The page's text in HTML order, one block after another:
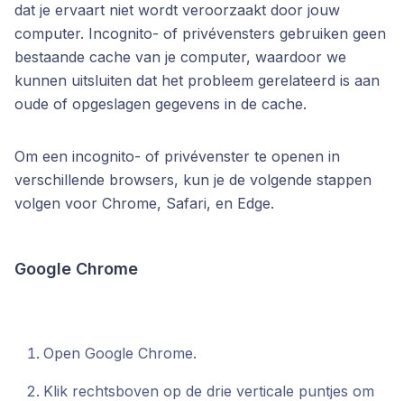
dat je ervaart niet wordt veroorzaakt door jouw
computer. Incognito- of privévensters gebruiken geen
bestaande cache van je computer, waardoor we
kunnen uitsluiten dat het probleem gerelateerd is aan
oude of opgeslagen gegevens in de cache.
Om een incognito- of privévenster te openen in
verschillende browsers, kun je de volgende stappen
volgen voor Chrome, Safari, en Edge.
Google Chrome
Open Google Chrome.
Klik rechtsboven op de drie verticale puntjes om